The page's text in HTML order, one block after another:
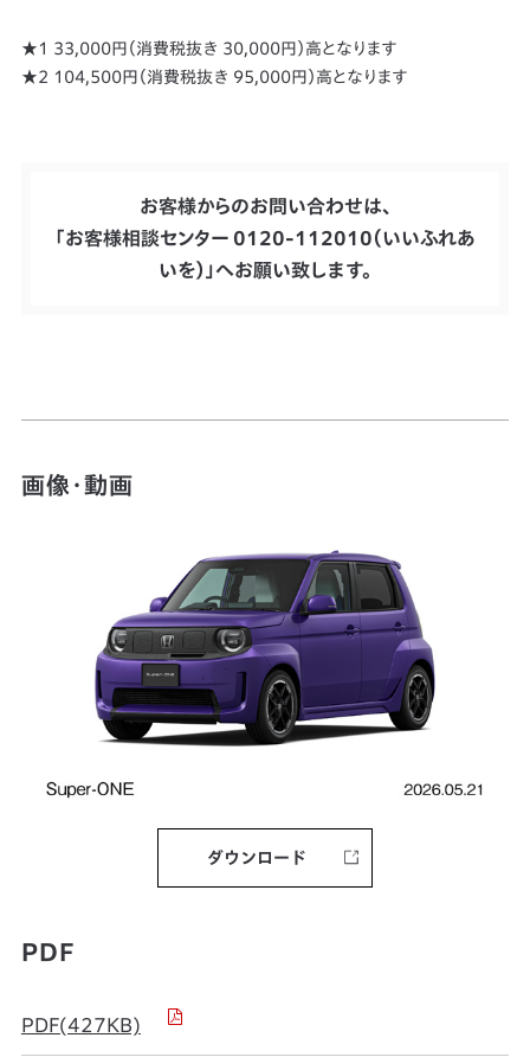
★1 33,000円（消費税抜き 30,000円）高となります
★2 104,500円（消費税抜き 95,000円）高となります
お客様からのお問い合わせは、
「お客様相談センター 0120-112010（いいふれあ
いを）」へお願い致します。
画像・動画
ダウンロード
PDF
PDF(427KB)